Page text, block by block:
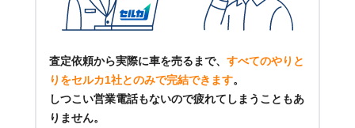
査定依頼から実際に車を売るまで、 すべてのやりと
りをセルカ1社とのみで完結できます。
しつこい営業電話もないので疲れてしまうこともあ
りません。